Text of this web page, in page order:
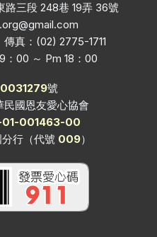
路三段 248巷 19弄 36號
真：(02) 2775-1711
：00 ～ Pm 18：00
號
民國恩友愛心協會
001463-00
行（代號 009）